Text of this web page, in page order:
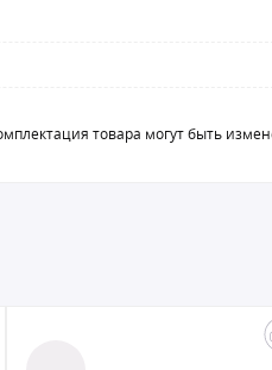
товара могут быть